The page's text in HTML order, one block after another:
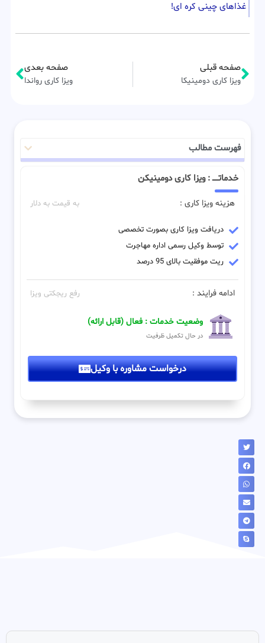
غذاهای چینی کره ای!
صفحه قبلی
ویزا کاری دومینیکا
صفحه بعدی
ویزا کاری رواندا
فهرست مطالب
خدماتـــــ : ویزا کاری دومینیکن
هزینه ویزا کاری : به قیمت به دلار
دریافت ویزا کاری بصورت تخصصی
توسط وکیل رسمی اداره مهاجرت
ریت موفقیت بالای 95 درصد
ادامه فرایند : رفع ریجکتی ویزا
وضعیت خدمات : فعال (قابل ارائه)
در حال تکمیل ظرفیت
درخواست مشاوره با وکیل